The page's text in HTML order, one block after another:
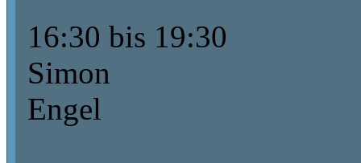
16:30 bis 19:30
Simon
Engel